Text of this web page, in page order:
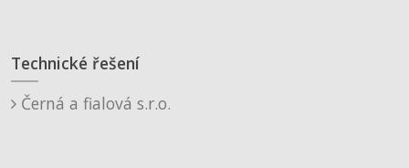
Technické řešení
Černá a fialová s.r.o.